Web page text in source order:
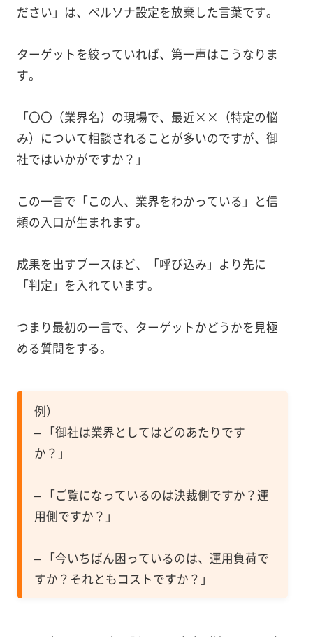
ださい」は、ペルソナ設定を放棄した言葉です。
ターゲットを絞っていれば、第一声はこうなりま
す。
「〇〇（業界名）の現場で、最近××（特定の悩
み）について相談されることが多いのですが、御
社ではいかがですか？」
この一言で「この人、業界をわかっている」と信
頼の入口が生まれます。
成果を出すブースほど、「呼び込み」より先に
「判定」を入れています。
つまり最初の一言で、ターゲットかどうかを見極
める質問をする。
例）
– 「御社は業界としてはどのあたりです
か？」
– 「ご覧になっているのは決裁側ですか？運
用側ですか？」
– 「今いちばん困っているのは、運用負荷で
すか？それともコストですか？」